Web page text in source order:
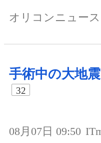
オリコンニュース
手術中の大地
32
08月07日 09:50